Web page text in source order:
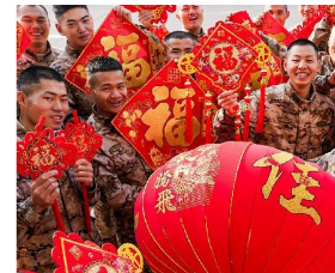
雄
模
范
役
军
人
风
采